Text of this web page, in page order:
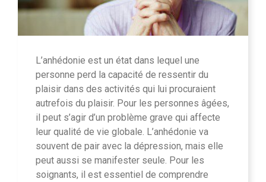
L’anhédonie est un état dans lequel une
personne perd la capacité de ressentir du
plaisir dans des activités qui lui procuraient
autrefois du plaisir. Pour les personnes âgées,
il peut s’agir d’un problème grave qui affecte
leur qualité de vie globale. L’anhédonie va
souvent de pair avec la dépression, mais elle
peut aussi se manifester seule. Pour les
soignants, il est essentiel de comprendre